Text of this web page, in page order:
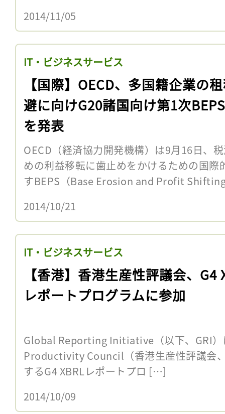
2014/11/05
IT・ビジネスサービス
【国際】OECD、多国籍企業の
避に向けG20諸国向け第1次
を発表
OECD（経済協力開発機構）は9月16日、
めの利益移転に歯止めをかけるための国
すBEPS（Base Erosion and Profit
2014/10/21
IT・ビジネスサービス
【香港】香港生産性評議会、G4
レポートプログラムに参加
Global Reporting Initiative（以下、GRI
Productivity Council（香港生産性評議会
するG4 XBRLレポートプロ […]
2014/10/09